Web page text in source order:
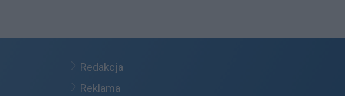
Redakcja
Reklama